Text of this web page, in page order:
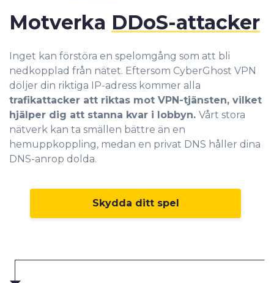
Inget kan förstöra en spelomgång som att bli
nedkopplad från nätet. Eftersom CyberGhost VPN
döljer din riktiga IP-adress kommer alla
trafikattacker att riktas mot VPN-tjänsten, vilket
hjälper dig att stanna kvar i lobbyn. Vårt stora
nätverk kan ta smällen bättre än en
hemuppkoppling, medan en privat DNS håller dina
DNS-anrop dolda.
Skydda ditt spel
Motverka DDoS-attacker